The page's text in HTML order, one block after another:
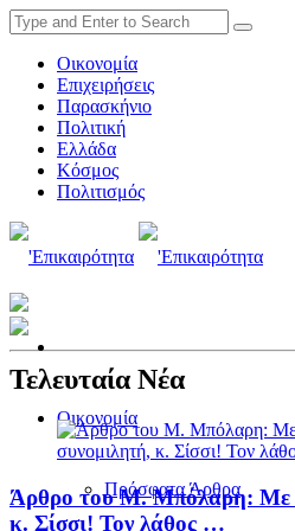
Οικονομία
Επιχειρήσεις
Παρασκήνιο
Πολιτική
Ελλάδα
Κόσμος
Πολιτισμός
Οικονομία
Πρόσφατα Άρθρα
Τελευταία Νέα
Άρθρο του Μ. Μπόλαρη: Με
κ. Σίσσι! Τον λάθος …